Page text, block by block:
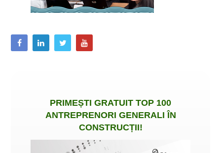
PRIMEȘTI GRATUIT TOP 100
ANTREPRENORI GENERALI ÎN
CONSTRUCȚII!